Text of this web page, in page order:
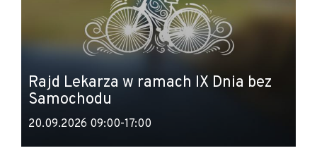
Rajd Lekarza w ramach IX Dnia bez
Samochodu
20.09.2026 09:00-17:00